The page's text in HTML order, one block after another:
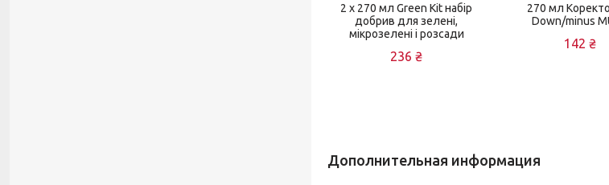
2 х 270 мл Green Kit набір
добрив для зелені,
мікрозелені і розсади
236 ₴
270 мл
Down/minus
142 ₴